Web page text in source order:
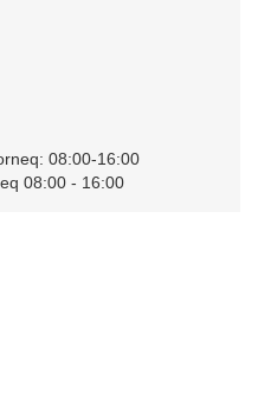
08:00-16:00
08:00 - 16:00